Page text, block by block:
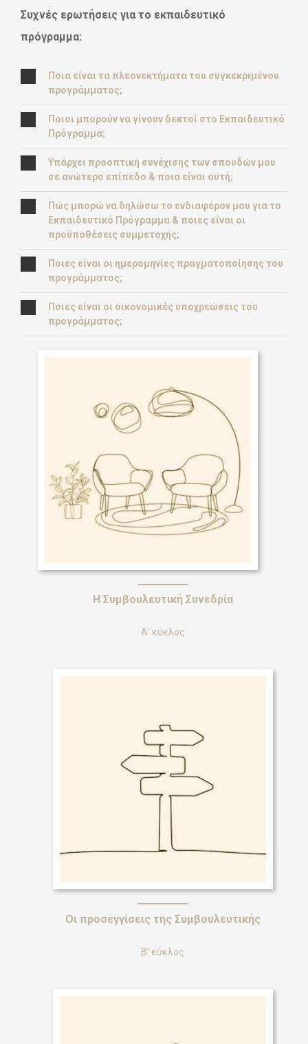
Συχνές ερωτήσεις για το εκπαιδευτικό
πρόγραμμα:
Ποια είναι τα πλεονεκτήματα του συγκεκριμένου
προγράμματος;
Ποιοι μπορούν να γίνουν δεκτοί στο Εκπαιδευτικό
Πρόγραμμα;
Υπάρχει προοπτική συνέχισης των σπουδών μου
σε ανώτερο επίπεδο & ποια είναι αυτή;
Πώς μπορώ να δηλώσω το ενδιαφέρον μου για το
Εκπαιδευτικό Πρόγραμμα & ποιες είναι οι
προϋποθέσεις συμμετοχής;
Ποιες είναι οι ημερομηνίες πραγματοποίησης του
προγράμματος;
Ποιες είναι οι οικονομικές υποχρεώσεις του
προγράμματος;
Η Συμβουλευτική Συνεδρία
Α’ κύκλος
Οι προσεγγίσεις της Συμβουλευτικής
Β’ κύκλος